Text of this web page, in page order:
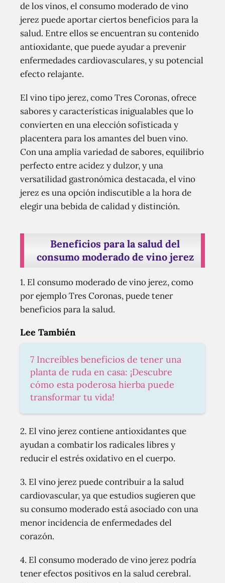
de los vinos, el consumo moderado de vino
jerez puede aportar ciertos beneficios para la
salud. Entre ellos se encuentran su contenido
antioxidante, que puede ayudar a prevenir
enfermedades cardiovasculares, y su potencial
efecto relajante.
El vino tipo jerez, como Tres Coronas, ofrece
sabores y características inigualables que lo
convierten en una elección sofisticada y
placentera para los amantes del buen vino.
Con una amplia variedad de sabores, equilibrio
perfecto entre acidez y dulzor, y una
versatilidad gastronómica destacada, el vino
jerez es una opción indiscutible a la hora de
elegir una bebida de calidad y distinción.
Beneficios para la salud del
consumo moderado de vino jerez
1. El consumo moderado de vino jerez, como
por ejemplo Tres Coronas, puede tener
beneficios para la salud.
Lee También
7 Increíbles beneficios de tener una
planta de ruda en casa: ¡Descubre
cómo esta poderosa hierba puede
transformar tu vida!
2. El vino jerez contiene antioxidantes que
ayudan a combatir los radicales libres y
reducir el estrés oxidativo en el cuerpo.
3. El vino jerez puede contribuir a la salud
cardiovascular, ya que estudios sugieren que
su consumo moderado está asociado con una
menor incidencia de enfermedades del
corazón.
4. El consumo moderado de vino jerez podría
tener efectos positivos en la salud cerebral.